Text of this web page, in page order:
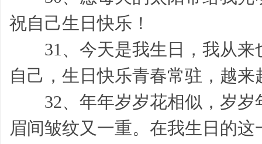
祝自己生日快乐！
31、今天是我生日，我从来
自己，生日快乐青春常驻，越来
32、年年岁岁花相似，岁岁
眉间皱纹又一重。在我生日的